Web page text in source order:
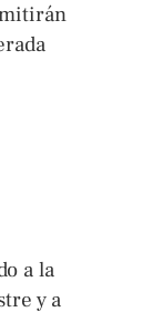
a la
y a